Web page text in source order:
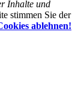
Inhalte und
stimmen Sie der
ablehnen!